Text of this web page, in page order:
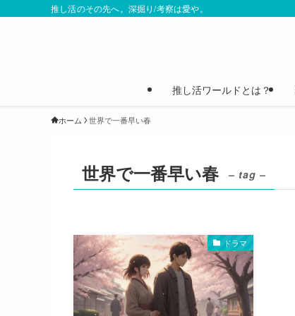
推し活のその先へ。深掘り/考察は愛や。
推し活ワールドとは？
ホーム 世界で一番早い春
世界で一番早い春 – tag –
ドラマ